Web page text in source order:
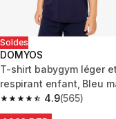
Soldes
DOMYOS
T-shirt babygym léger et
respirant enfant, Bleu
4.9
4.9 out of 5 stars from
(565)